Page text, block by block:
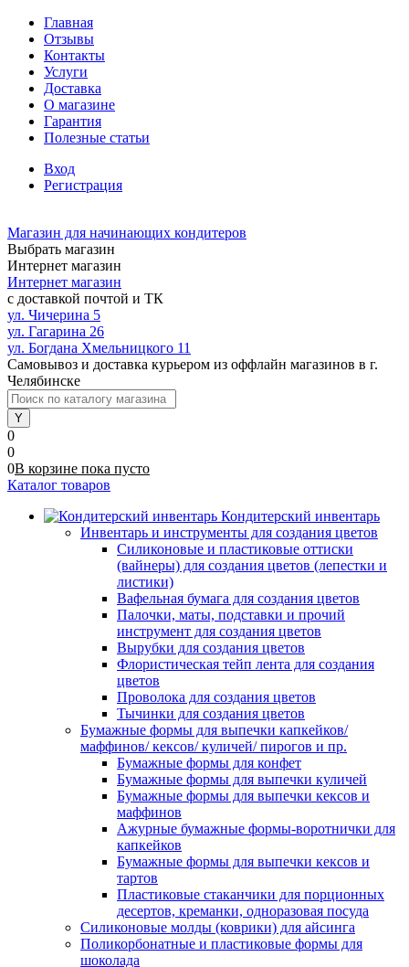
Главная
Отзывы
Контакты
Услуги
Доставка
О магазине
Гарантия
Полезные статьи
Вход
Регистрация
Магазин для начинающих кондитеров
Выбрать магазин
Интернет магазин
Интернет магазин
с доставкой почтой и ТК
ул. Чичерина 5
ул. Гагарина 26
ул. Богдана Хмельницкого 11
Самовывоз и доставка курьером из оффлайн магазинов в г.
Челябинске
0
0
0В корзине пока пусто
Каталог товаров
Кондитерский инвентарь
Инвентарь и инструменты для создания цветов
Силиконовые и пластиковые оттиски
(вайнеры) для создания цветов (лепестки и
листики)
Вафельная бумага для создания цветов
Палочки, маты, подставки и прочий
инструмент для создания цветов
Вырубки для создания цветов
Флористическая тейп лента для создания
цветов
Проволока для создания цветов
Тычинки для создания цветов
Бумажные формы для выпечки капкейков/
маффинов/ кексов/ куличей/ пирогов и пр.
Бумажные формы для конфет
Бумажные формы для выпечки куличей
Бумажные формы для выпечки кексов и
маффинов
Ажурные бумажные формы-воротнички для
капкейков
Бумажные формы для выпечки кексов и
тартов
Пластиковые стаканчики для порционных
десертов, креманки, одноразовая посуда
Силиконовые молды (коврики) для айсинга
Поликорбонатные и пластиковые формы для
шоколада